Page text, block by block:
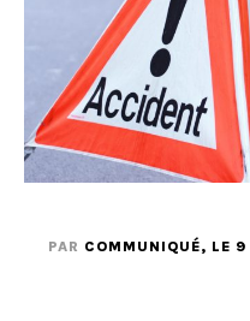
PAR COMMUNIQUÉ, LE 9